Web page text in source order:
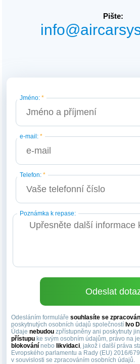
Pište:
Jméno:*
e-mail:*
Telefon:*
Poznámka k repase:
Odesláním formulářesouhlasíte se
poskytnutých osobních údajů společností Ivo
Údajenebudou zpřístupněny ani poskytnuty
přístupu ke svým osobním údajům, právo na
blokování nebo likvidaci, jakož i další práva
Evropského parlamentu a Rady (EU) 2016/
v souvislosti se zpracováním osobních údajů.